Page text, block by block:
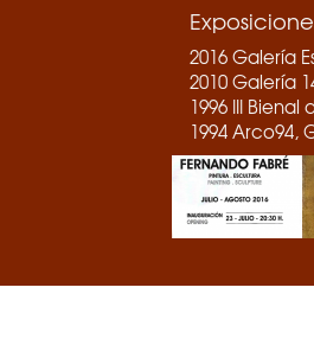
2016 Galería
2010 Galería
1996 III
1994 Arco94,